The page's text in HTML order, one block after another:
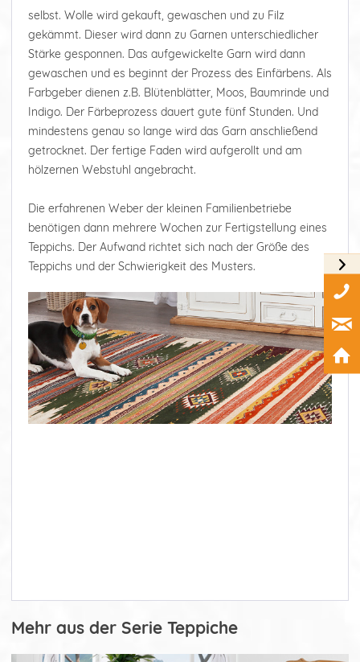
selbst. Wolle wird gekauft, gewaschen und zu Filz
gekämmt. Dieser wird dann zu Garnen unterschiedlicher
Stärke gesponnen. Das aufgewickelte Garn wird dann
gewaschen und es beginnt der Prozess des Einfärbens. Als
Farbgeber dienen z.B. Blütenblätter, Moos, Baumrinde und
Indigo. Der Färbeprozess dauert gute fünf Stunden. Und
mindestens genau so lange wird das Garn anschließend
getrocknet. Der fertige Faden wird aufgerollt und am
hölzernen Webstuhl angebracht.
Die erfahrenen Weber der kleinen Familienbetriebe
benötigen dann mehrere Wochen zur Fertigstellung eines
Teppichs. Der Aufwand richtet sich nach der Größe des
Teppichs und der Schwierigkeit des Musters.
Mehr aus der Serie Teppiche